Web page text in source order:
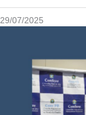
29/07/2025